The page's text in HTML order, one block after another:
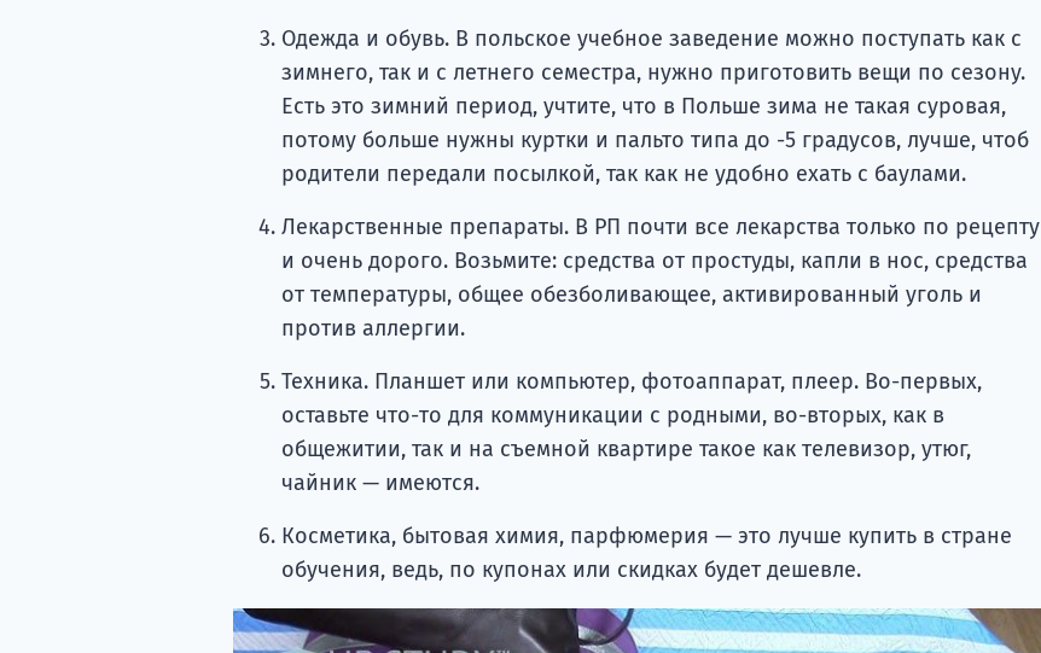
Одежда и обувь. В польское учебное заведение можно поступать как с
зимнего, так и с летнего семестра, нужно приготовить вещи по сезону.
Есть это зимний период, учтите, что в Польше зима не такая суровая,
потому больше нужны куртки и пальто типа до -5 градусов, лучше, чтоб
родители передали посылкой, так как не удобно ехать с баулами.
Лекарственные препараты. В РП почти все лекарства только по рецепту
и очень дорого. Возьмите: средства от простуды, капли в нос, средства
от температуры, общее обезболивающее, активированный уголь и
против аллергии.
Техника. Планшет или компьютер, фотоаппарат, плеер. Во-первых,
оставьте что-то для коммуникации с родными, во-вторых, как в
общежитии, так и на съемной квартире такое как телевизор, утюг,
чайник — имеются.
Косметика, бытовая химия, парфюмерия — это лучше купить в стране
обучения, ведь, по купонах или скидках будет дешевле.